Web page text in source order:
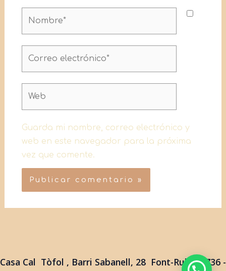
Guarda mi nombre, correo electrónico y
web en este navegador para la próxima
vez que comente.
Casa Cal Tòfol , Barri Sabanell, 28 Font-Rubi 08736 -